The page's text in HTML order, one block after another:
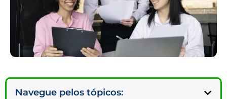
Navegue pelos tópicos: